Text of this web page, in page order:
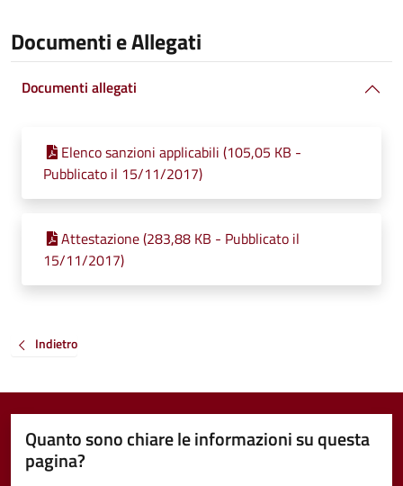
Documenti e Allegati
Documenti allegati
Elenco sanzioni applicabili (105,05 KB -
Pubblicato il 15/11/2017)
Attestazione (283,88 KB - Pubblicato il
15/11/2017)
Indietro
Quanto sono chiare le informazioni su questa
pagina?